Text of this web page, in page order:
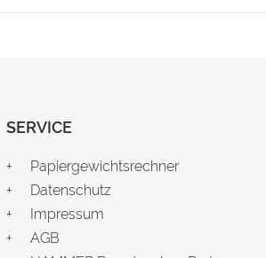
SERVICE
Papiergewichtsrechner
Datenschutz
Impressum
AGB